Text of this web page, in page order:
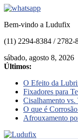
Bem-vindo a Ludufix
(11) 2294-8384 / 2782-
sábado, agosto 8, 2026
Últimos:
O Efeito da
Fixadores para
Cisalhamento vs.
O que é
Afrouxamento